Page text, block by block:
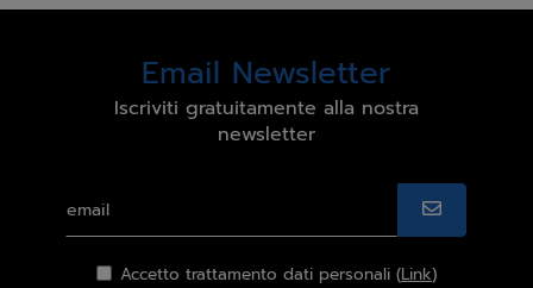
Email Newsletter
Iscriviti gratuitamente alla nostra
newsletter
Accetto trattamento dati personali (Link)